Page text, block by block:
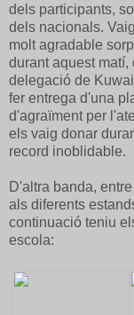
dels participants,
dels nacionals.
molt agradable
durant aquest matí,
delegació de
fer entrega d'una
d'agraïment per
els vaig donar
record inoblidable.
D'altra banda,
als diferents
continuació teniu
escola: